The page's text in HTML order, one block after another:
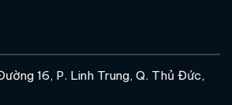
16, P. Linh Trung, Q. Thủ Đức,